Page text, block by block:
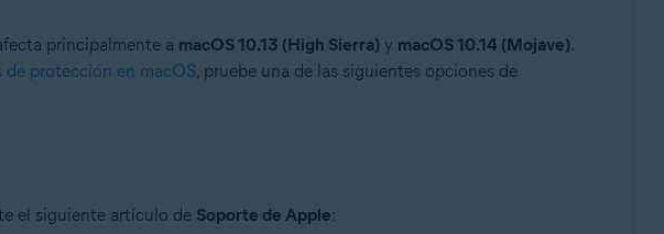
principalmente a macOS 10.13 (High Sierra)y macOS 10.14 (Mojave).
de protección en macOS, pruebe una de las siguientes opciones de
el siguiente artículo de Soporte de Apple: